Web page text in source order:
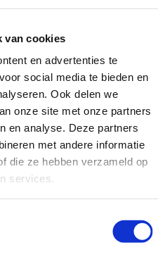
van cookies
en advertenties te
social media te bieden en
Ook delen we
onze site met onze partners
en analyse. Deze partners
met andere informatie
die ze hebben verzameld op
services.
voor kleine ondernemers.
voor e-commerce
spinning van
werk dan het
geheel ongerelateerde